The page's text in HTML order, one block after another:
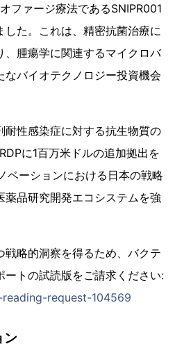
ファージ療法であるSNIPR001
した。これは、精密抗菌治療に
、腫瘍学に関連するマイクロバ
なバイオテクノロジー投資機会
性感染症に対する抗生物質の
に1百万米ドルの追加拠出を
ベーションにおける日本の戦略
薬品研究開発エコシステムを強
略的洞察を得るため、バクテ
ートの試読版をご請求ください:
request-104569
ン